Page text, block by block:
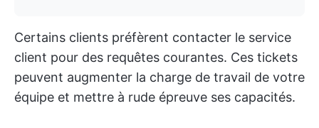
Certains clients préfèrent contacter le service
client pour des requêtes courantes. Ces tickets
peuvent augmenter la charge de travail de votre
équipe et mettre à rude épreuve ses capacités.